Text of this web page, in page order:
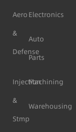
Aero
&
Defense
Electronics
Auto
Parts
Injection
&
Stmp
Machining
Warehousing